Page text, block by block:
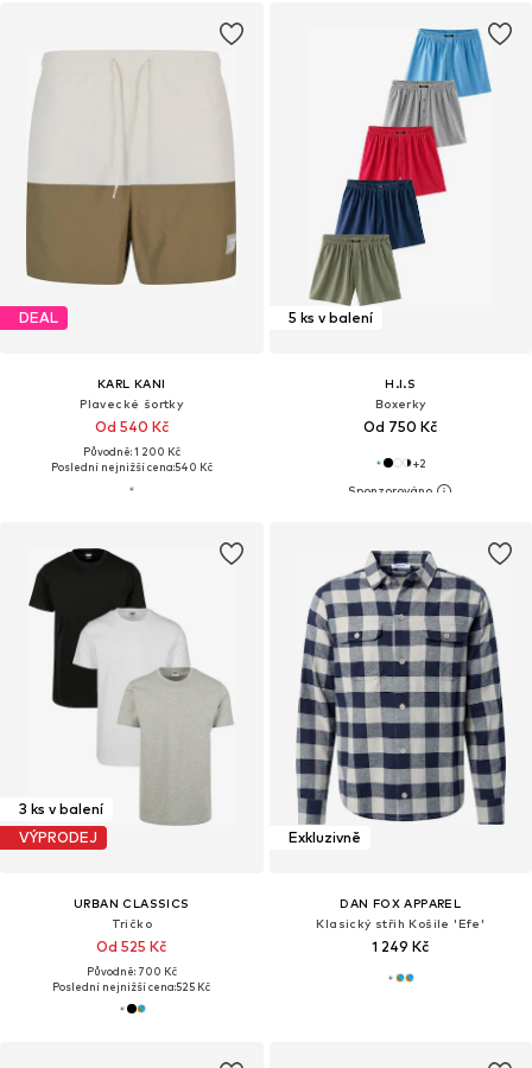
DEAL
KARL KANI
Plavecké šortky
Od 540 Kč
Původně: 1 200 Kč
Poslední nejnižší cena:540 Kč
5 ks v balení
H.I.S
Boxerky
Od 750 Kč
+2
3 ks v balení
VÝPRODEJ
URBAN CLASSICS
Tričko
Od 525 Kč
Původně: 700 Kč
Poslední nejnižší cena:525 Kč
Exkluzivně
DAN FOX APPAREL
Klasický střih Košile 'Efe'
1 249 Kč